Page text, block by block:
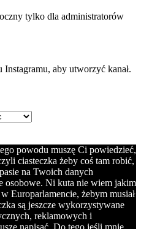
tylko dla administratorów
Instagramu, aby utworzyć kanał.
powodu muszę Ci powiedzieć,
ciasteczka żeby coś tam robić,
na Twoich danych
osobowe. Ni kuta nie wiem jakim
Europarlamencie, żebym musiał
są jeszcze wykorzystywane
reklamowych i